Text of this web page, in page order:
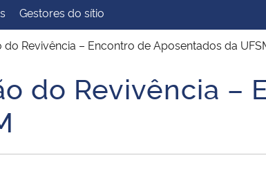
do
Regional
União
Geral da União Banco Central do Brasil
Gestores do sítio
do Revivência – Encontro de Aposentados da
do Revivência –